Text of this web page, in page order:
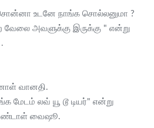
உடனே நாங்க சொல்லனுமா ?
அவளுக்கு இருக்கு " என்று
வானதி.
மேடம் லவ் யூ டூ டியர்" என்று
வைஷூ.